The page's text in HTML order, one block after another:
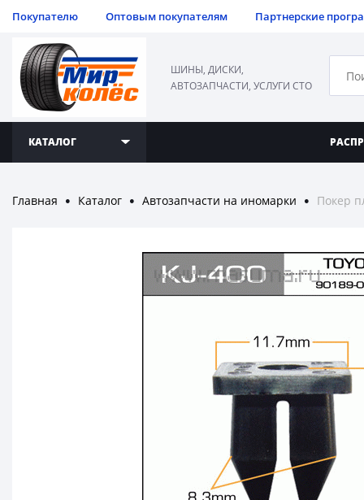
Покупателю Оптовым покупателям Партнерские
ШИНЫ, ДИСКИ,
АВТОЗАПЧАСТИ, УСЛУГИ СТО
КАТАЛОГ
Главная ● Каталог ● Автозапчасти на иномарки ● Покер